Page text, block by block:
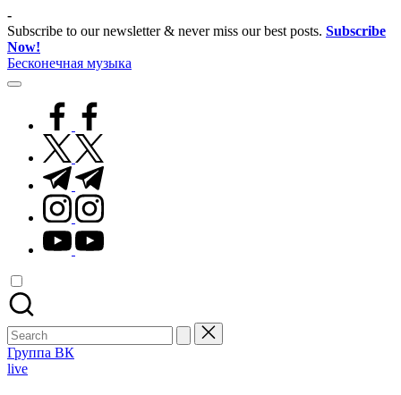
Skip
to
content
-
Subscribe to our newsletter & never miss our best posts. Subscribe
Now!
Бесконечная музыка
facebook.com
twitter.com
t.me
instagram.com
youtube.com
Search
for:
Группа ВК
Posted
live